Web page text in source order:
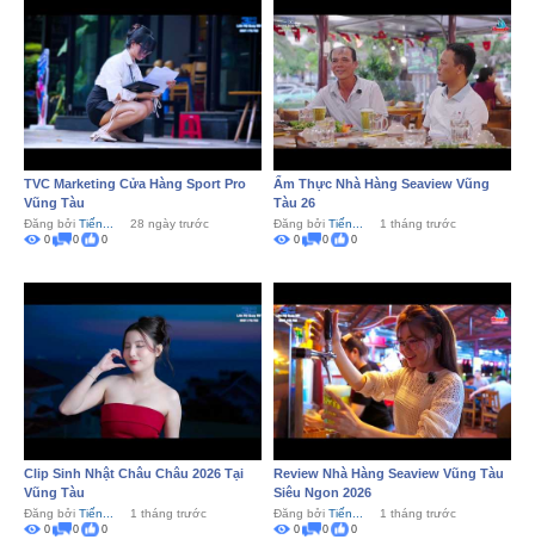
TVC Marketing Cửa Hàng Sport Pro
Vũng Tàu
Đăng bởi Tiến... 28 ngày trước
0 0 0
Ẩm Thực Nhà Hàng Seaview Vũng
Tàu 26
Đăng bởi Tiến... 1 tháng trước
0 0 0
Clip Sinh Nhật Châu Châu 2026 Tại
Vũng Tàu
Đăng bởi Tiến... 1 tháng trước
0 0 0
Review Nhà Hàng Seaview Vũng Tàu
Siêu Ngon 2026
Đăng bởi Tiến... 1 tháng trước
0 0 0